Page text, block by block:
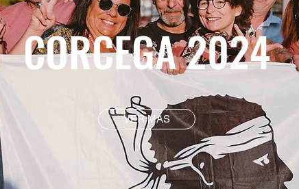
CORCEGA 2024
VER MÁS